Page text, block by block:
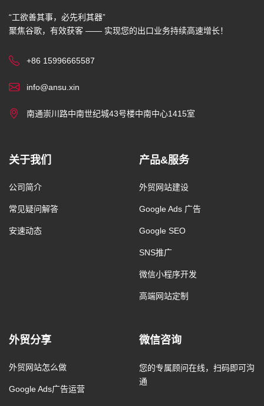
“工欲善其事，必先利其器”
聚焦谷歌，有效获客 —— 实现您的出口业务持续高速增长！
+86 15996665587
info@ansu.xin
南通崇川路中南世纪城43号楼中南中心1415室
关于我们
公司简介
常见疑问解答
安速动态
产品&服务
外贸网站建设
Google Ads 广告
Google SEO
SNS推广
微信小程序开发
高端网站定制
外贸分享
外贸网站怎么做
Google Ads广告运营
微信咨询
您的专属顾问在线，扫码即可沟
通